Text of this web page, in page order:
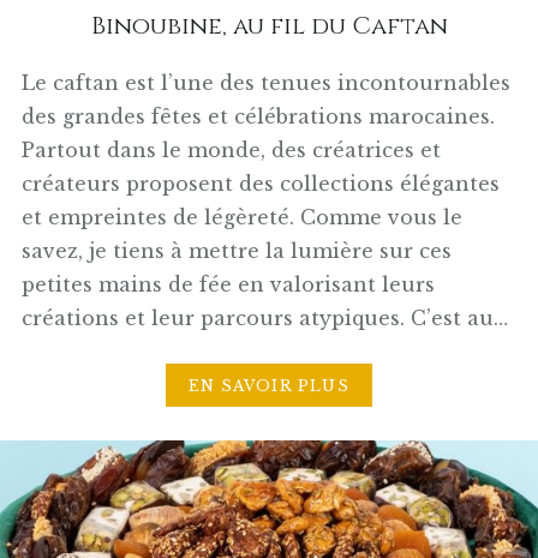
Binoubine, au fil du Caftan
Le caftan est l’une des tenues incontournables
des grandes fêtes et célébrations marocaines.
Partout dans le monde, des créatrices et
créateurs proposent des collections élégantes
et empreintes de légèreté. Comme vous le
savez, je tiens à mettre la lumière sur ces
petites mains de fée en valorisant leurs
créations et leur parcours atypiques. C’est au…
EN SAVOIR PLUS